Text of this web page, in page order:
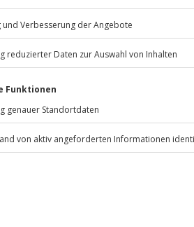
Jochen SchweizerGmbH
81671 München
außer an bundesweiten